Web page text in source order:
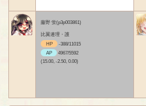
藤野 蛍(p3p003861)
比翼連理・護
HP
-388/11015
AP
4967/5592
(15.00, -2.50, 0.00)